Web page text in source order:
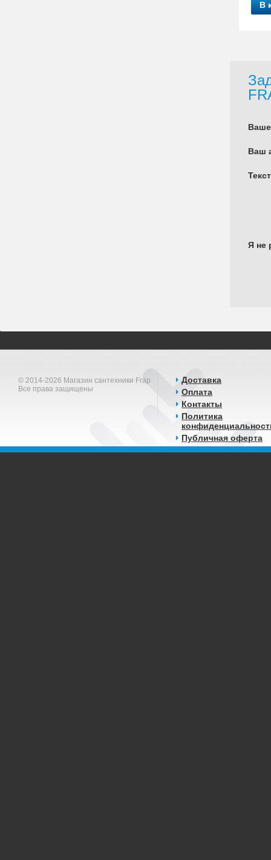
В
Ваш
Я не
© 2014-2026 Магазин сантехники Frap
Все права защищены
Доставка
Оплата
Контакты
Политика
Публичная оферта